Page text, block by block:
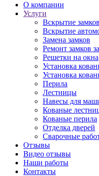
О компании
Услуги
Вскрытие замков
Вскрытие
Замена замков
Ремонт замков
Решетки на окна
Установка
Установка
Перила
Лестницы
Навесы для
Кованые
Кованые перила
Отделка дверей
Сварочные
Отзывы
Видео отзывы
Наши работы
Контакты